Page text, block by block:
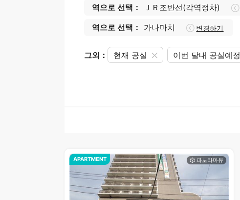
역으로 선택： ＪＲ조반선(각역정차)
역으로 선택： 가나마치 변경하기
그외： 현재 공실 이번 달내 공실예정
APARTMENT